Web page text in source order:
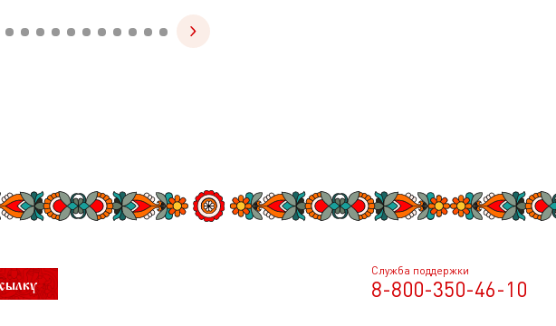
Служба поддержки
8-800-350-46-10